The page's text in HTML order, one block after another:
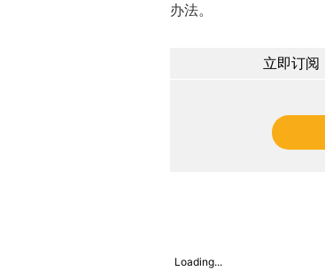
办法。
立即订阅
Loading...